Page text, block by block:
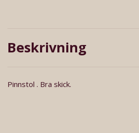
Beskrivning
Pinnstol . Bra skick.